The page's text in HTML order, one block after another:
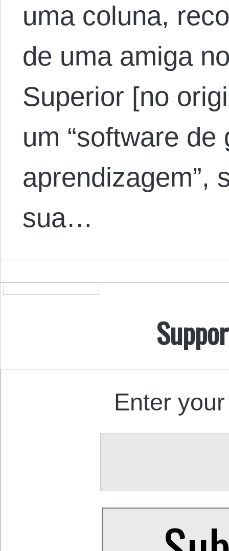
uma coluna,
de uma amiga
Superior [no
um “software de
aprendizagem”,
sua…
Enter